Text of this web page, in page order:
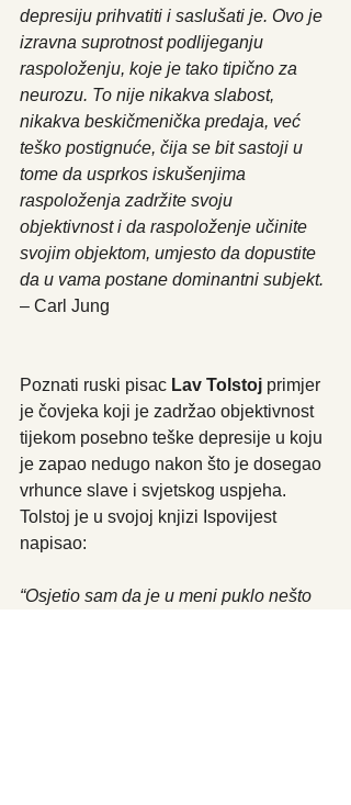
depresiju prihvatiti i saslušati je. Ovo je
izravna suprotnost podlijeganju
raspoloženju, koje je tako tipično za
neurozu. To nije nikakva slabost,
nikakva beskičmenička predaja, već
teško postignuće, čija se bit sastoji u
tome da usprkos iskušenjima
raspoloženja zadržite svoju
objektivnost i da raspoloženje učinite
svojim objektom, umjesto da dopustite
da u vama postane dominantni subjekt.
– Carl Jung
Poznati ruski pisac Lav Tolstoj primjer
je čovjeka koji je zadržao objektivnost
tijekom posebno teške depresije u koju
je zapao nedugo nakon što je dosegao
vrhunce slave i svjetskog uspjeha.
Tolstoj je u svojoj knjizi Ispovijest
napisao:
“Osjetio sam da je u meni puklo nešto